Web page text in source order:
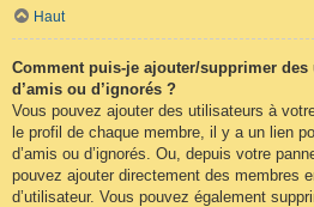
Haut
Comment puis-je ajouter/supprimer
d’amis ou d’ignorés ?
Vous pouvez ajouter des utilisateurs à
le profil de chaque membre, il y a un lien
d’amis ou d’ignorés. Ou, depuis votre
pouvez ajouter directement des membres
d’utilisateur. Vous pouvez également